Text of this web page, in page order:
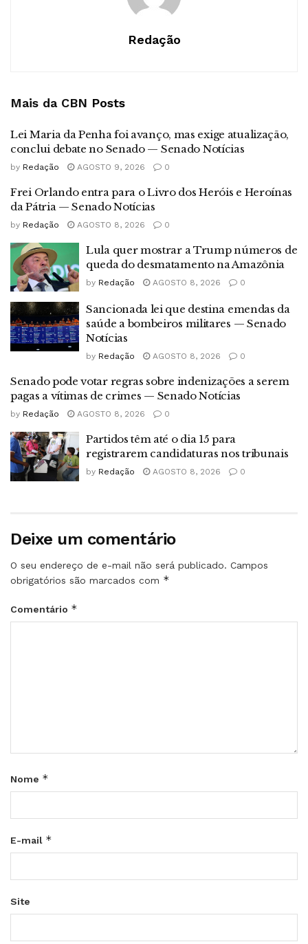
Redação
Mais da CBN Posts
Lei Maria da Penha foi avanço, mas exige atualização,
conclui debate no Senado — Senado Notícias
by Redação AGOSTO 9, 2026 0
Frei Orlando entra para o Livro dos Heróis e Heroínas
da Pátria — Senado Notícias
by Redação AGOSTO 8, 2026 0
Lula quer mostrar a Trump números de
queda do desmatamento na Amazônia
by Redação AGOSTO 8, 2026 0
Sancionada lei que destina emendas da
saúde a bombeiros militares — Senado
Notícias
by Redação AGOSTO 8, 2026 0
Senado pode votar regras sobre indenizações a serem
pagas a vítimas de crimes — Senado Notícias
by Redação AGOSTO 8, 2026 0
Partidos têm até o dia 15 para
registrarem candidaturas nos tribunais
by Redação AGOSTO 8, 2026 0
Deixe um comentário
O seu endereço de e-mail não será publicado. Campos
obrigatórios são marcados com *
Comentário *
Nome *
E-mail *
Site